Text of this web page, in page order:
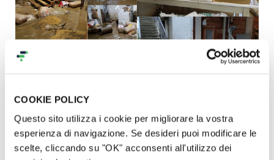
COOKIE POLICY
Questo sito utilizza i cookie per migliorare la vostra
esperienza di navigazione. Se desideri puoi modificare le
scelte, cliccando su "OK" acconsenti all'utilizzo dei
Sosteniamo il Molino Tuzzi dopo l’alluvione
€ 31.187raccolti|746 sostenitori